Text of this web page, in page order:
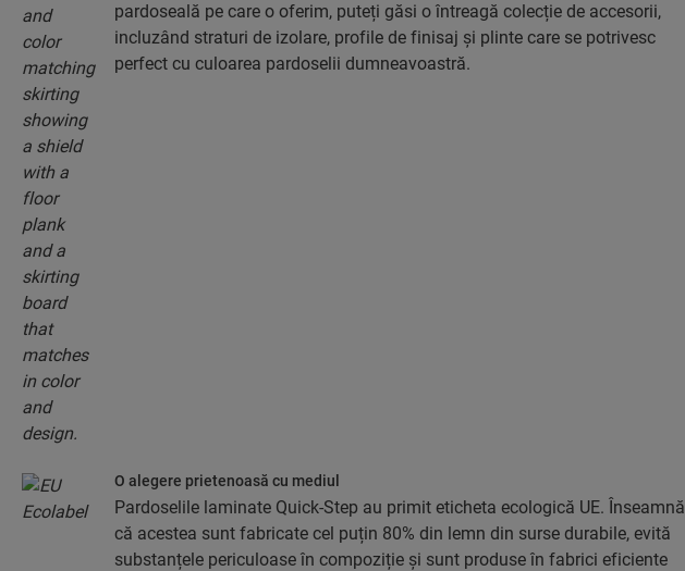
pardoseală pe care o oferim, puteți găsi o întreagă colecție de accesorii,
incluzând straturi de izolare, profile de finisaj și plinte care se potrivesc
perfect cu culoarea pardoselii dumneavoastră.
O alegere prietenoasă cu mediul
Pardoselile laminate Quick-Step au primit eticheta ecologică UE. Înseamnă
că acestea sunt fabricate cel puțin 80% din lemn din surse durabile, evită
substanțele periculoase în compoziție și sunt produse în fabrici eficiente